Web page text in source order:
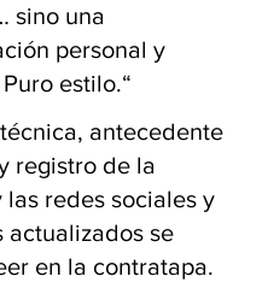
sino una
personal y
estilo.“
antecedente
registro de la
las redes sociales y
actualizados se
en la contratapa.